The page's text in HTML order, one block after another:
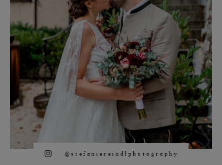
@stefaniereindlphotography